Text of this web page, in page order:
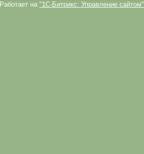
Работает на "1C-Битрикс: Управление сайтом"